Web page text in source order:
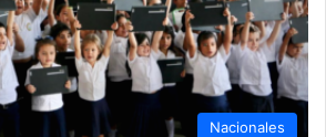
Nacionales